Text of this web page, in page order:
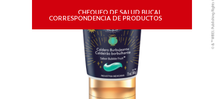
CHEQUEO DE SALUD BUCAL
CORRESPONDENCIA DE PRODUCTOS
CHEQUEO DE SALUD BUCAL
CORRESPONDENCIA DE PRODUCTOS